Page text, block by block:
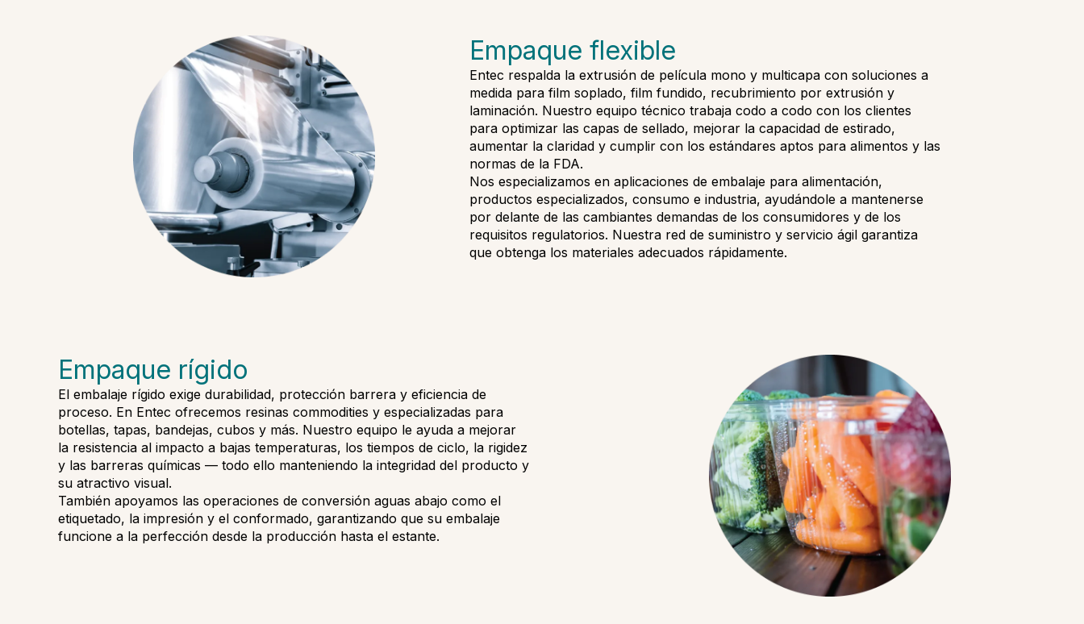
Empaque flexible
Entec respalda la extrusión de película mono y multicapa con soluciones a
medida para film soplado, film fundido, recubrimiento por extrusión y
laminación. Nuestro equipo técnico trabaja codo a codo con los clientes
para optimizar las capas de sellado, mejorar la capacidad de estirado,
aumentar la claridad y cumplir con los estándares aptos para alimentos y las
normas de la FDA.
Nos especializamos en aplicaciones de embalaje para alimentación,
productos especializados, consumo e industria, ayudándole a mantenerse
por delante de las cambiantes demandas de los consumidores y de los
requisitos regulatorios. Nuestra red de suministro y servicio ágil garantiza
que obtenga los materiales adecuados rápidamente.
Empaque rígido
El embalaje rígido exige durabilidad, protección barrera y eficiencia de
proceso. En Entec ofrecemos resinas commodities y especializadas para
botellas, tapas, bandejas, cubos y más. Nuestro equipo le ayuda a mejorar
la resistencia al impacto a bajas temperaturas, los tiempos de ciclo, la rigidez
y las barreras químicas — todo ello manteniendo la integridad del producto y
su atractivo visual.
También apoyamos las operaciones de conversión aguas abajo como el
etiquetado, la impresión y el conformado, garantizando que su embalaje
funcione a la perfección desde la producción hasta el estante.